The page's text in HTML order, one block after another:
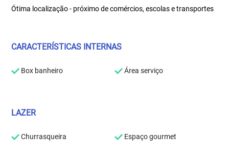
Ótima localização - próximo de comércios, escolas e transportes
CARACTERÍSTICAS INTERNAS
Box banheiro Área serviço
LAZER
Churrasqueira Espaço gourmet